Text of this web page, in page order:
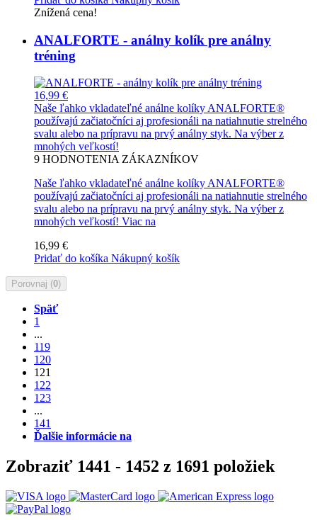
Znížená cena!
ANALFORTE - análny kolík pre análny
tréning
16,99 €
Naše ľahko vkladateľné análne kolíky ANALFORTE®
používajú začiatočníci aj profesionáli na natiahnutie strelného
svalu alebo na prípravu na prvý análny styk. Na výber z
mnohých veľkostí!
9 HODNOTENIA ZÁKAZNÍKOV
Naše ľahko vkladateľné análne kolíky ANALFORTE®
používajú začiatočníci aj profesionáli na natiahnutie strelného
svalu alebo na prípravu na prvý análny styk. Na výber z
mnohých veľkostí! Viac na
16,99 €
Pridať do košíka Nákupný košík
Porovnaj (0)
Späť
1
...
119
120
121
122
123
...
141
Ďalšie informácie na
Zobraziť 1441 - 1452 z 1691 položiek